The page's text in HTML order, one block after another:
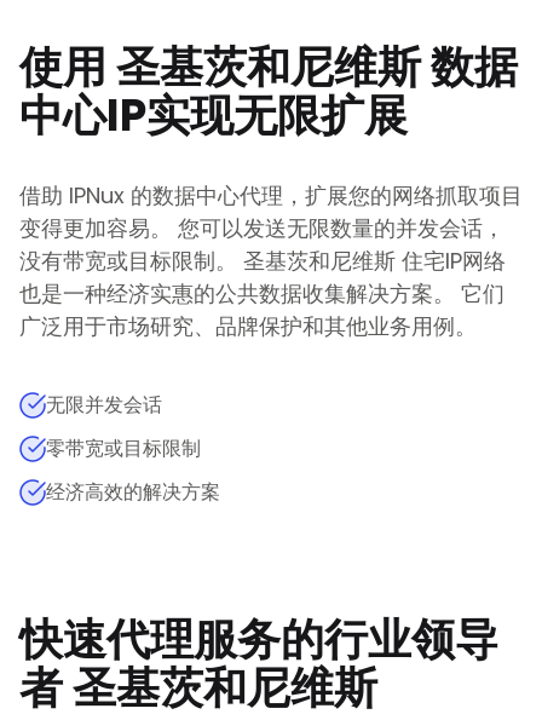
使用圣基茨和尼维斯数据
中心IP实现无限扩展
借助 IPNux 的数据中心代理，扩展您的网络抓取项目
变得更加容易。 您可以发送无限数量的并发会话，
没有带宽或目标限制。
圣基茨和尼维斯 住宅IP网络
也是一种经济实惠的公共数据收集解决方案。 它们
广泛用于市场研究、品牌保护和其他业务用例。
无限并发会话
零带宽或目标限制
经济高效的解决方案
快速代理服务的行业领导
者圣基茨和尼维斯